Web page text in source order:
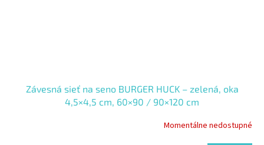
Závesná sieť na seno BURGER HUCK – zelená, oka
4,5×4,5 cm, 60×90 / 90×120 cm
Momentálne nedostupné